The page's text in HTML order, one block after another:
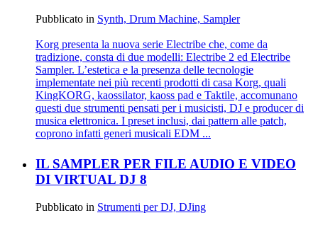
Pubblicato in Synth, Drum Machine, Sampler
Korg presenta la nuova serie Electribe che, come da
tradizione, consta di due modelli: Electribe 2 ed Electribe
Sampler. L’estetica e la presenza delle tecnologie
implementate nei più recenti prodotti di casa Korg, quali
KingKORG, kaossilator, kaoss pad e Taktile, accomunano
questi due strumenti pensati per i musicisti, DJ e producer di
musica elettronica. I preset inclusi, dai pattern alle patch,
coprono infatti generi musicali EDM ...
IL SAMPLER PER FILE AUDIO E VIDEO
DI VIRTUAL DJ 8
Pubblicato in Strumenti per DJ, DJing